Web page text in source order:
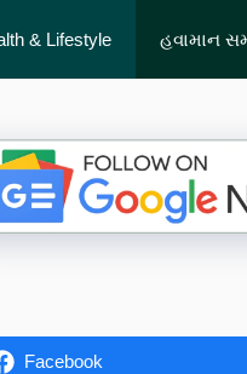
& Lifestyle હવામાન
Facebook